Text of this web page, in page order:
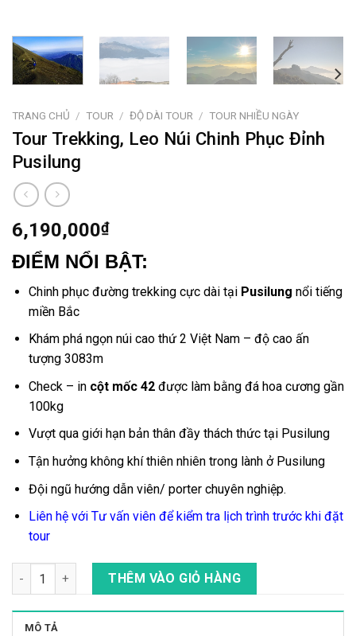
TRANG CHỦ / TOUR / ĐỘ DÀI TOUR / TOUR NHIỀU NGÀY
Tour Trekking, Leo Núi Chinh Phục Đỉnh
Pusilung
6,190,000₫
ĐIỂM NỔI BẬT:
Chinh phục đườngtrekkingcực dài tại Pusilung nổi tiếng
miền Bắc
Khám phá ngọn núi cao thứ 2 Việt Nam – độ cao ấn
tượng 3083m
Check – in cột mốc 42 được làm bằng đá hoa cương gần
100kg
Vượt qua giới hạn bản thânđầy thách thức tại Pusilung
Tận hưởng không khí thiên nhiên trong lành ở Pusilung
Đội ngũ hướng dẫn viên/ porter chuyên nghiệp.
Liên hệ với Tư vấn viên để kiểm tra lịch trình trước khi đặt
tour
Tour Trekking, Leo Núi Chinh Phục Đỉnh Pusilung số lượng
THÊM VÀO GIỎ HÀNG
MÔ TẢ